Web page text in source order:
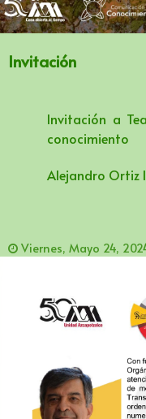
Invitación
Invitación a
conocimiento
Alejandro Ortiz
Viernes, Mayo 24,